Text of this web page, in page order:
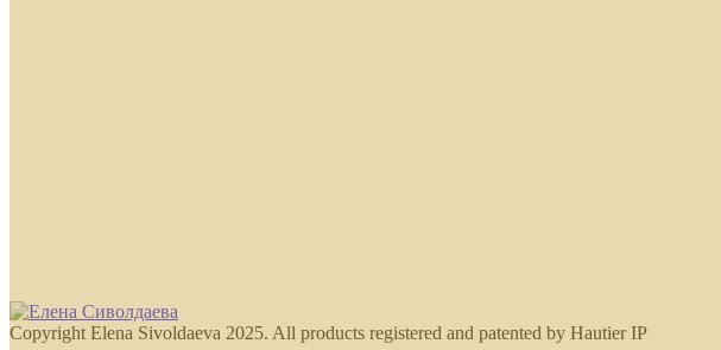
Copyright Elena Sivoldaeva 2025. All products registered and patented by Hautier IP